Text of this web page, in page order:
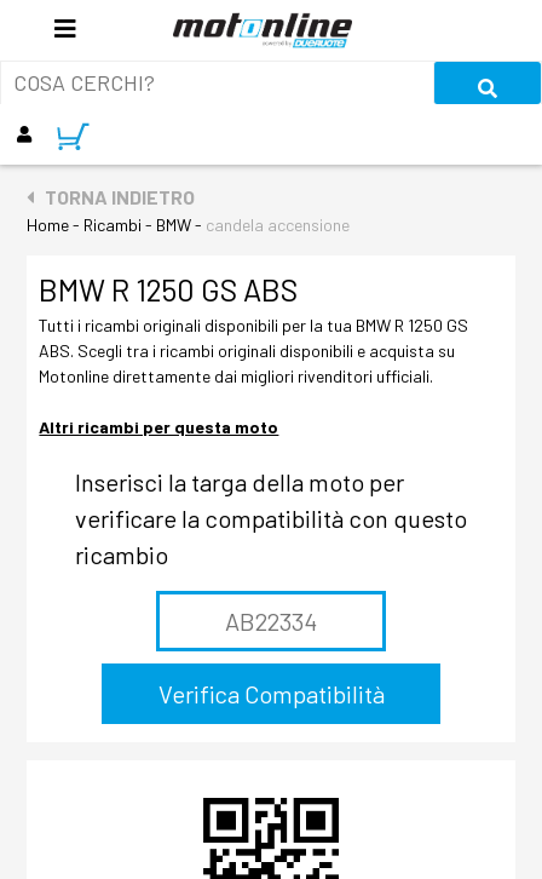
TORNA INDIETRO
Home - Ricambi - BMW - candela accensione
BMW R 1250 GS ABS
Tutti i ricambi originali disponibili per la tua BMW R 1250 GS
ABS. Scegli tra i ricambi originali disponibili e acquista su
Motonline direttamente dai migliori rivenditori ufficiali.
Altri ricambi per questa moto
Inserisci la targa della moto per
verificare la compatibilità con questo
ricambio